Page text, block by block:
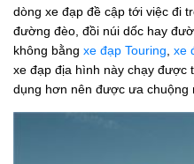
dòng xe đạp đề cập tới việc đi
đường đèo, đồi núi dốc hay
không bằng xe đạp Touring xe
xe đạp địa hình này chạy được
dụng hơn nên được ưa chuộng